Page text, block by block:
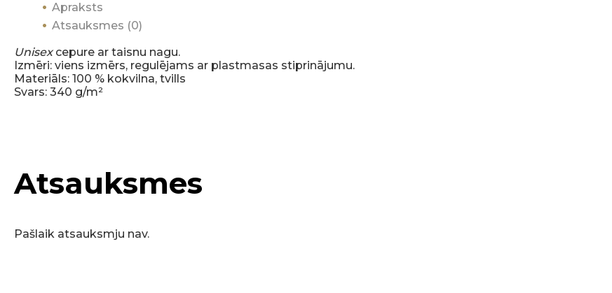
Apraksts
Atsauksmes (0)
Unisexcepure ar taisnu nagu.
Izmēri: viens izmērs, regulējams ar plastmasas stiprinājumu.
Materiāls: 100 % kokvilna, tvills
Svars: 340 g/m²
Atsauksmes
Pašlaik atsauksmju nav.